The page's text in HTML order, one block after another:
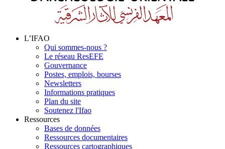
L’IFAO
Qui sommes-nous ?
Le réseau ResEFE
Gouvernance
Postes, emplois, bourses
Newsletters
Informations pratiques
Plan du site
Soutenez l'Ifao
Ressources
Bases de données
Ressources documentaires
Ressources cartographiques